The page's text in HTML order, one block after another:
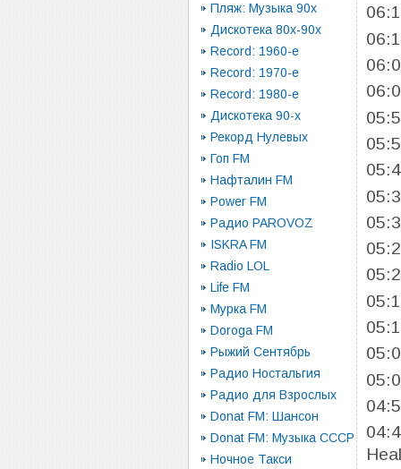
Пляж: Музыка 90х
Дискотека 80х-90х
Record: 1960-e
Record: 1970-e
Record: 1980-e
Дискотека 90-х
Рекорд Нулевых
Гоп FM
Нафталин FM
Power FM
Радио PAROVOZ
ISKRA FM
Radio LOL
Life FM
Мурка FM
Doroga FM
Рыжий Сентябрь
Радио Ностальгия
Радио для Взрослых
Donat FM: Шансон
Donat FM: Музыка СССР
Ночное Такси